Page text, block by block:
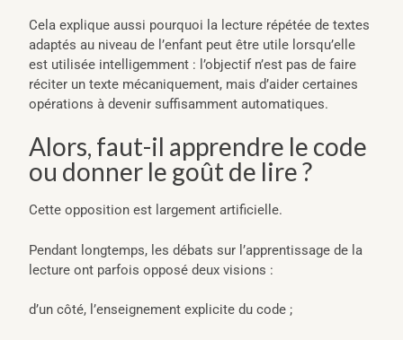
Cela explique aussi pourquoi la lecture répétée de textes
adaptés au niveau de l’enfant peut être utile lorsqu’elle
est utilisée intelligemment : l’objectif n’est pas de faire
réciter un texte mécaniquement, mais d’aider certaines
opérations à devenir suffisamment automatiques.
Alors, faut-il apprendre le code
ou donner le goût de lire ?
Cette opposition est largement artificielle.
Pendant longtemps, les débats sur l’apprentissage de la
lecture ont parfois opposé deux visions :
d’un côté, l’enseignement explicite du code ;